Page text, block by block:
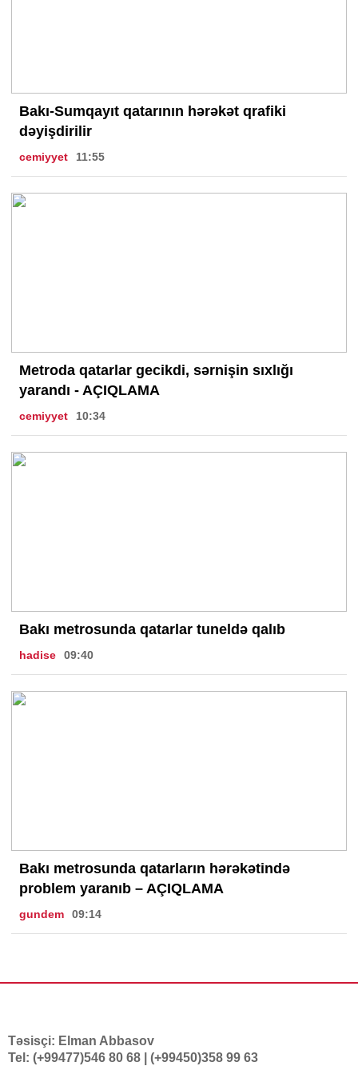
Bakı-Sumqayıt qatarının hərəkət qrafiki
dəyişdirilir
cemiyyet 11:55
Metroda qatarlar gecikdi, sərnişin sıxlığı
yarandı - AÇIQLAMA
cemiyyet 10:34
Bakı metrosunda qatarlar tuneldə qalıb
hadise 09:40
Bakı metrosunda qatarların hərəkətində
problem yaranıb – AÇIQLAMA
gundem 09:14
Təsisçi: Elman Abbasov
Tel: (+99477)546 80 68 | (+99450)358 99 63